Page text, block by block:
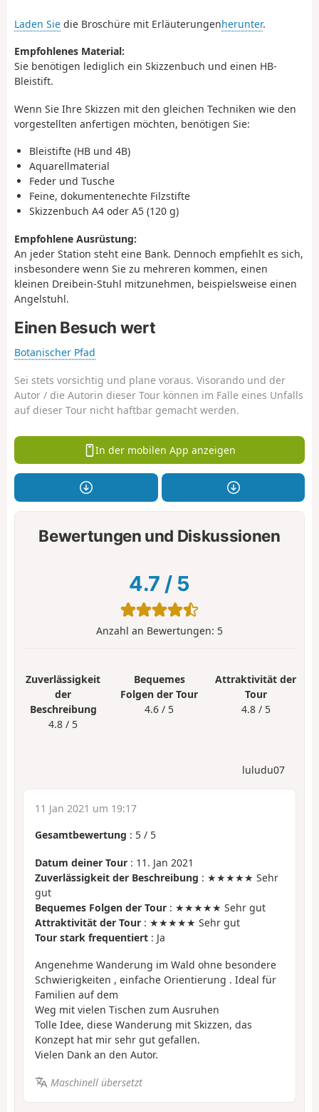
Laden Sie die Broschüre mit Erläuterungenherunter.
Empfohlenes Material:
Sie benötigen lediglich ein Skizzenbuch und einen HB-
Bleistift.
Wenn Sie Ihre Skizzen mit den gleichen Techniken wie den
vorgestellten anfertigen möchten, benötigen Sie:
Bleistifte (HB und 4B)
Aquarellmaterial
Feder und Tusche
Feine, dokumentenechte Filzstifte
Skizzenbuch A4 oder A5 (120 g)
Empfohlene Ausrüstung:
An jeder Station steht eine Bank. Dennoch empfiehlt es sich,
insbesondere wenn Sie zu mehreren kommen, einen
kleinen Dreibein-Stuhl mitzunehmen, beispielsweise einen
Angelstuhl.
Einen Besuch wert
Botanischer Pfad
Sei stets vorsichtig und plane voraus. Visorando und der
Autor / die Autorin dieser Tour können im Falle eines Unfalls
auf dieser Tour nicht haftbar gemacht werden.
In der mobilen App anzeigen
Bewertungen und Diskussionen
4.7 / 5
Anzahl an Bewertungen: 5
Zuverlässigkeit
der
Beschreibung
4.8 / 5
Bequemes
Folgen der Tour
4.6 / 5
Attraktivität der
Tour
4.8 / 5
luludu07
11 Jan 2021 um 19:17
Gesamtbewertung : 5 / 5
Datum deiner Tour : 11. Jan 2021
Zuverlässigkeit der Beschreibung : ★★★★★ Sehr
gut
Bequemes Folgen der Tour : ★★★★★ Sehr gut
Attraktivität der Tour : ★★★★★ Sehr gut
Tour stark frequentiert : Ja
Angenehme Wanderung im Wald ohne besondere
Schwierigkeiten , einfache Orientierung . Ideal für
Familien auf dem
Weg mit vielen Tischen zum Ausruhen
Tolle Idee, diese Wanderung mit Skizzen, das
Konzept hat mir sehr gut gefallen.
Vielen Dank an den Autor.
Maschinell übersetzt